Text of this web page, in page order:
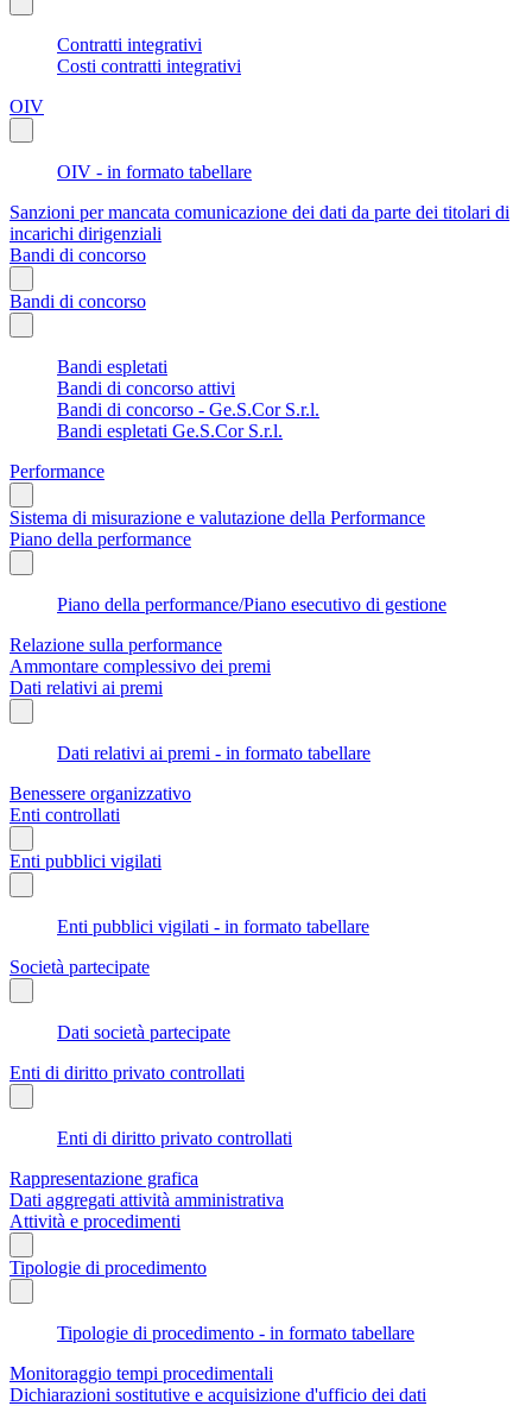
Contratti integrativi
Costi contratti integrativi
OIV
OIV - in formato tabellare
Sanzioni per mancata comunicazione dei dati da parte dei titolari di
incarichi dirigenziali
Bandi di concorso
Bandi di concorso
Bandi espletati
Bandi di concorso attivi
Bandi di concorso - Ge.S.Cor S.r.l.
Bandi espletati Ge.S.Cor S.r.l.
Performance
Sistema di misurazione e valutazione della Performance
Piano della performance
Piano della performance/Piano esecutivo di gestione
Relazione sulla performance
Ammontare complessivo dei premi
Dati relativi ai premi
Dati relativi ai premi - in formato tabellare
Benessere organizzativo
Enti controllati
Enti pubblici vigilati
Enti pubblici vigilati - in formato tabellare
Società partecipate
Dati società partecipate
Enti di diritto privato controllati
Enti di diritto privato controllati
Rappresentazione grafica
Dati aggregati attività amministrativa
Attività e procedimenti
Tipologie di procedimento
Tipologie di procedimento - in formato tabellare
Monitoraggio tempi procedimentali
Dichiarazioni sostitutive e acquisizione d'ufficio dei dati